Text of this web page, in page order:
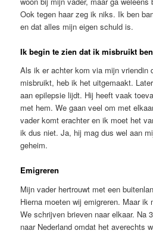
Ook tegen haar zeg ik niks. Ik ben
en dat alles mijn eigen schuld is.
Ik begin te zien dat ik misbruikt ben
Als ik er achter kom via mijn vriendin
misbruikt, heb ik het uitgemaakt.
aan epilepsie lijdt. Hij heeft vaak
met hem. We gaan veel om met
vader komt erachter en ik moet het
ik dus niet. Ja, hij mag dus wel aan
geheim.
Emigreren
Mijn vader hertrouwt met een
Hierna moeten wij emigreren. Maar ik
We schrijven brieven naar elkaar. Na
naar Nederland omdat het averechts